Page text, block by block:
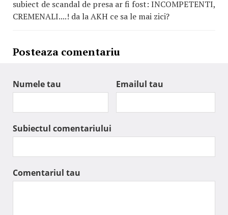
subiect de scandal de presa ar fi fost: INCOMPETENTI,
CREMENALI....! da la AKH ce sa le mai zici?
Posteaza comentariu
Numele tau Emailul tau
Subiectul comentariului
Comentariul tau